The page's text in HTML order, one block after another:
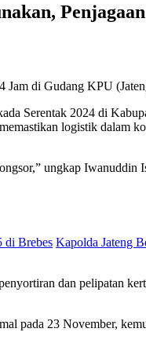
Jam di Gudang KPU
Serentak 2024 di
logistik dalam
ungkap
di Brebes Kapolda Jateng
dan pelipatan
pada 23 November,